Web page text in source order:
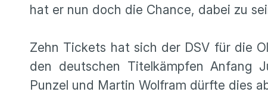
hat er nun doch die Chance, dabei zu
Zehn Tickets hat sich der DSV für die
den deutschen Titelkämpfen Anfang
Punzel und Martin Wolfram dürfte dies